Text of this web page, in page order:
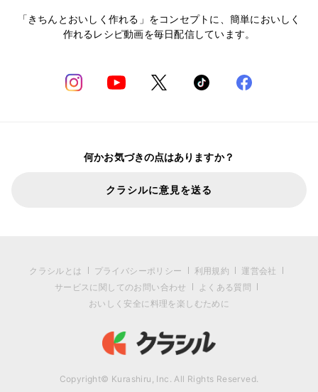
「きちんとおいしく作れる」をコンセプトに、簡単においしく
作れるレシピ動画を毎日配信しています。
何かお気づきの点はありますか？
クラシルに意見を送る
クラシルとは プライバシーポリシー 利用規約
運営会社
サービスに関してのお問い合わせ
よくある質問
おいしく安全に料理を楽しむために
Copyright© Kurashiru, Inc. All Rights Reserved.